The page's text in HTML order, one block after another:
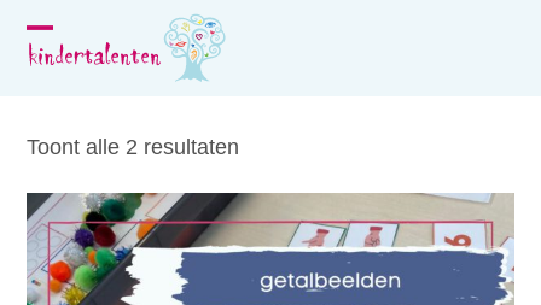
Open
menu
Close
menu
Toont alle 2 resultaten